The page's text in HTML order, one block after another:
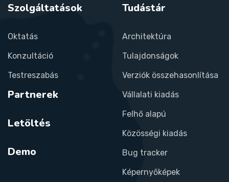
Szolgáltatások
Oktatás
Konzultáció
Testreszabás
Partnerek
Letöltés
Demo
Tudástár
Architektúra
Tulajdonságok
Verziók összehasonlítása
Vállalati kiadás
Felhő alapú
Közösségi kiadás
Bug tracker
Képernyőképek